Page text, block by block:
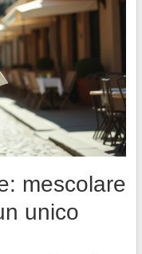
mescolare
unico